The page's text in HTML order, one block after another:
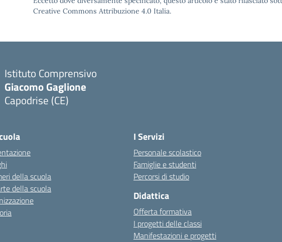
Creative Commons Attribuzione 4.0 Italia.
Istituto Comprensivo
Giacomo Gaglione
Capodrise (CE)
della scuola
della scuola
I Servizi
Personale scolastico
Famiglie e studenti
Percorsi di studio
Didattica
Offerta formativa
I progetti delle classi
Manifestazioni e progetti